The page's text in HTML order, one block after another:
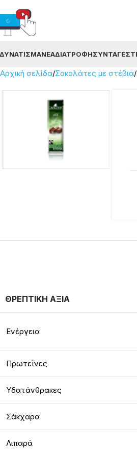
ΝΈΑΔΙΑΤΡΟΦΉΣΥΝΤΑΓΈΣ
Αρχική σελίδα Σοκολάτες με στέβια
ΘΡΕΠΤΙΚΗ ΑΞΙΑ
Ενέργεια
Πρωτεΐνες
Υδατάνθρακες
Σάκχαρα
Λιπαρά